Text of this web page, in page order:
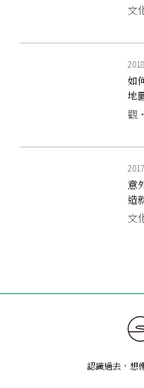
文
如
地
觀
意
造
文
認識過去，想